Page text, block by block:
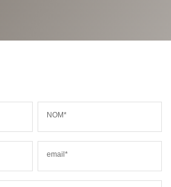
NOM*
email*